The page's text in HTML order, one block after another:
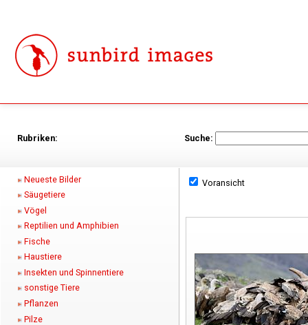
Rubriken: Suche:
Neueste Bilder
Säugetiere
Vögel
Reptilien und Amphibien
Fische
Haustiere
Insekten und Spinnentiere
sonstige Tiere
Pflanzen
Pilze
Voransicht